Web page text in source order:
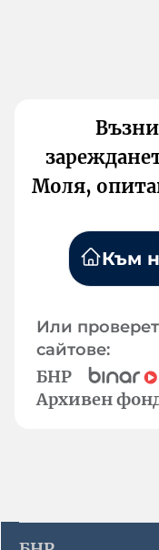
Моля,
Към
Или
сайтове:
БНР
Архивен